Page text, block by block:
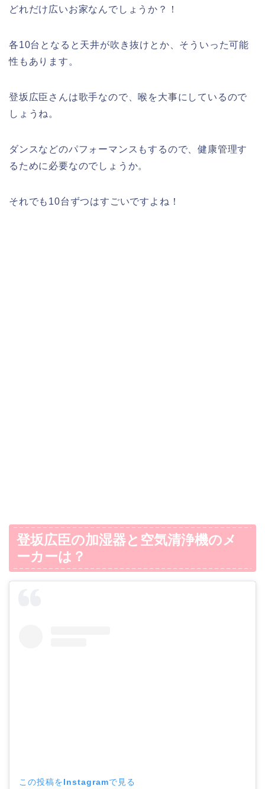
どれだけ広いお家なんでしょうか？！
各10台となると天井が吹き抜けとか、そういった可能
性もあります。
登坂広臣さんは歌手なので、喉を大事にしているので
しょうね。
ダンスなどのパフォーマンスもするので、健康管理す
るために必要なのでしょうか。
それでも10台ずつはすごいですよね！
登坂広臣の加湿器と空気清浄機のメ
ーカーは？
この投稿をInstagramで見る